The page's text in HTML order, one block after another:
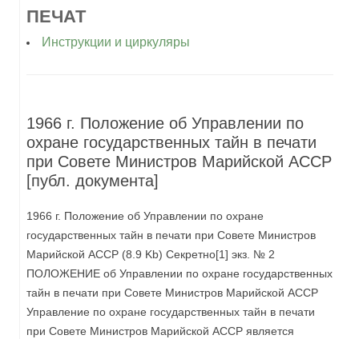
ПЕЧАТ
Инструкции и циркуляры
1966 г. Положение об Управлении по
охране государственных тайн в печати
при Совете Министров Марийской АССР
[публ. документа]
1966 г. Положение об Управлении по охране
государственных тайн в печати при Совете Министров
Марийской АССР (8.9 Kb) Секретно[1] экз. № 2
ПОЛОЖЕНИЕ об Управлении по охране государственных
тайн в печати при Совете Министров Марийской АССР
Управление по охране государственных тайн в печати
при Совете Министров Марийской АССР является